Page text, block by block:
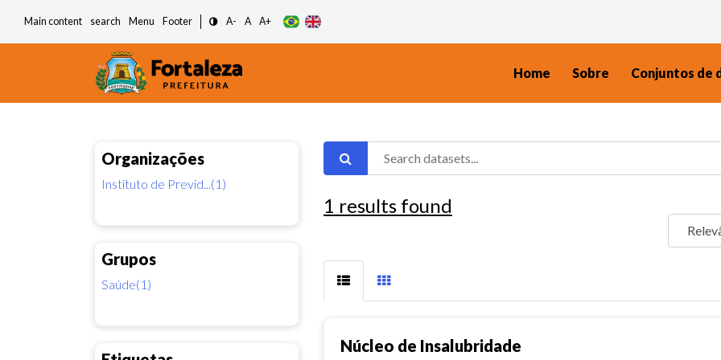
Main content search Menu Footer A- A A+
Home Sobre Conjuntos de
Organizações
Instituto de Previd...(1)
Grupos
Saúde(1)
1 results found
Núcleo de Insalubridade